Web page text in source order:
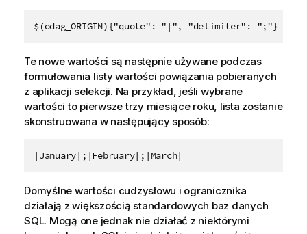
$(odag_ORIGIN){"quote": "|", "delimiter": ";"}
Te nowe wartości są następnie używane podczas
formułowania listy wartości powiązania pobieranych
z aplikacji selekcji. Na przykład, jeśli wybrane
wartości to pierwsze trzy miesiące roku, lista zostanie
skonstruowana w następujący sposób:
|January|;|February|;|March|
Domyślne wartości cudzysłowu i ogranicznika
działają z większością standardowych baz danych
SQL. Mogą one jednak nie działać z niektórymi